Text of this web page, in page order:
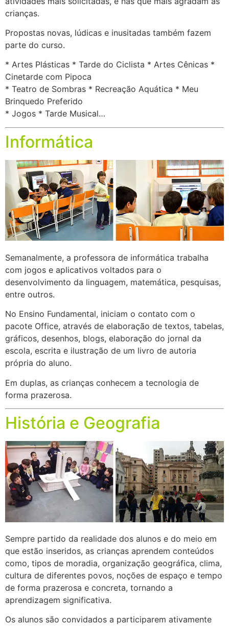
crianças.
Propostas novas, lúdicas e inusitadas também fazem
parte do curso.
* Artes Plásticas * Tarde do Ciclista * Artes Cênicas *
Cinetarde com Pipoca
* Teatro de Sombras * Recreação Aquática * Meu
Brinquedo Preferido
* Jogos * Tarde Musical…
Informática
Semanalmente, a professora de informática trabalha
com jogos e aplicativos voltados para o
desenvolvimento da linguagem, matemática, pesquisas,
entre outros.
No Ensino Fundamental, iniciam o contato com o
pacote Office, através de elaboração de textos, tabelas,
gráficos, desenhos, blogs, elaboração do jornal da
escola, escrita e ilustração de um livro de autoria
própria do aluno.
Em duplas, as crianças conhecem a tecnologia de
forma prazerosa.
História e Geografia
Sempre partido da realidade dos alunos e do meio em
que estão inseridos, as crianças aprendem conteúdos
como, tipos de moradia, organização geográfica, clima,
cultura de diferentes povos, noções de espaço e tempo
de forma prazerosa e concreta, tornando a
aprendizagem significativa.
Os alunos são convidados a participarem ativamente